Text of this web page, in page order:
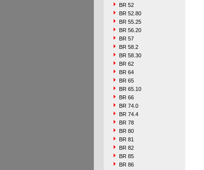
BR 52
BR 52.80
BR 55.25
BR 56.20
BR 57
BR 58.2
BR 58.30
BR 62
BR 64
BR 65
BR 65.10
BR 66
BR 74.0
BR 74.4
BR 78
BR 80
BR 81
BR 82
BR 85
BR 86